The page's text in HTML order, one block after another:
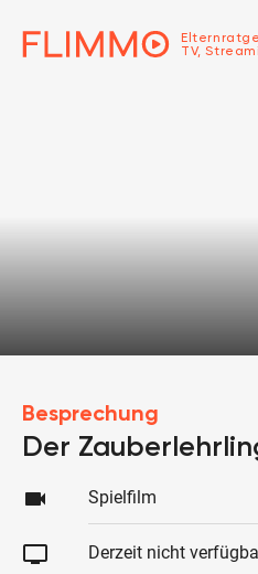
TV,
Besprechung
Der
videocam Spielfilm
tv Derzeit nicht